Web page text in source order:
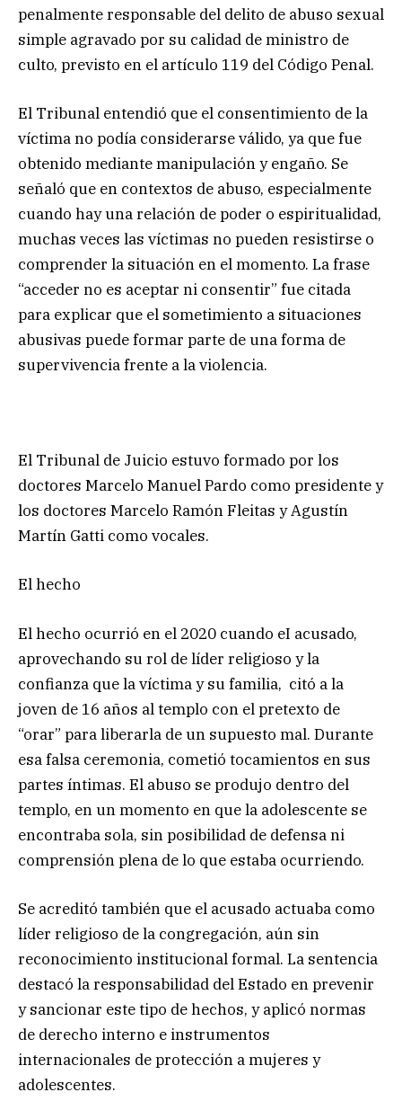
penalmente responsable del delito de abuso sexual
simple agravado por su calidad de ministro de
culto, previsto en el artículo 119 del Código Penal.
El Tribunal entendió que el consentimiento de la
víctima no podía considerarse válido, ya que fue
obtenido mediante manipulación y engaño. Se
señaló que en contextos de abuso, especialmente
cuando hay una relación de poder o espiritualidad,
muchas veces las víctimas no pueden resistirse o
comprender la situación en el momento. La frase
“acceder no es aceptar ni consentir” fue citada
para explicar que el sometimiento a situaciones
abusivas puede formar parte de una forma de
supervivencia frente a la violencia.
El Tribunal de Juicio estuvo formado por los
doctores Marcelo Manuel Pardo como presidente y
los doctores Marcelo Ramón Fleitas y Agustín
Martín Gatti como vocales.
El hecho
El hecho ocurrió en el 2020 cuando eI acusado,
aprovechando su rol de líder religioso y la
confianza que la víctima y su familia, citó a la
joven de 16 años al templo con el pretexto de
“orar” para liberarla de un supuesto mal. Durante
esa falsa ceremonia, cometió tocamientos en sus
partes íntimas. El abuso se produjo dentro del
templo, en un momento en que la adolescente se
encontraba sola, sin posibilidad de defensa ni
comprensión plena de lo que estaba ocurriendo.
Se acreditó también que el acusado actuaba como
líder religioso de la congregación, aún sin
reconocimiento institucional formal. La sentencia
destacó la responsabilidad del Estado en prevenir
y sancionar este tipo de hechos, y aplicó normas
de derecho interno e instrumentos
internacionales de protección a mujeres y
adolescentes.